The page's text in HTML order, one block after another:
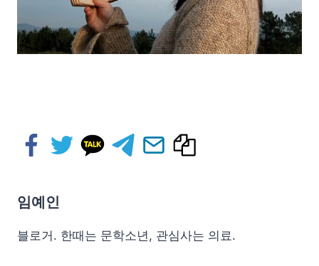
임예인
블로거. 한때는 문학소년, 관심사는 의료.